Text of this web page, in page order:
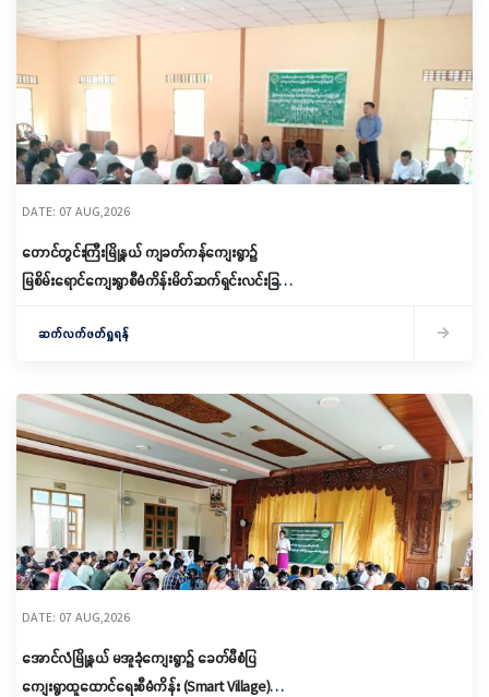
DATE: 07 AUG,2026
တောင်တွင်းကြီးမြို့နယ် ကျခတ်ကန်ကျေးရွာ၌
မြစိမ်းရောင်ကျေးရွာစီမံကိန်းမိတ်ဆက်ရှင်းလင်းခြင်း
ဆက်လက်ဖတ်ရှုရန်
DATE: 07 AUG,2026
အောင်လံမြို့နယ် မအူခုံကျေးရွာ၌ ခေတ်မီစံပြ
ကျေးရွာထူထောင်ရေးစီမံကိန်း (Smart Village)